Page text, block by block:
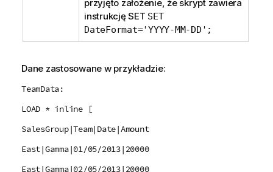
przyjęto założenie, że skrypt zawiera
instrukcjęSET SET
DateFormat='YYYY-MM-DD';
Dane zastosowane w przykładzie:
TeamData:
LOAD * inline [
SalesGroup|Team|Date|Amount
East|Gamma|01/05/2013|20000
East|Gamma|02/05/2013|20000